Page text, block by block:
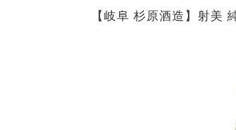
【岐阜 杉原酒造】射美